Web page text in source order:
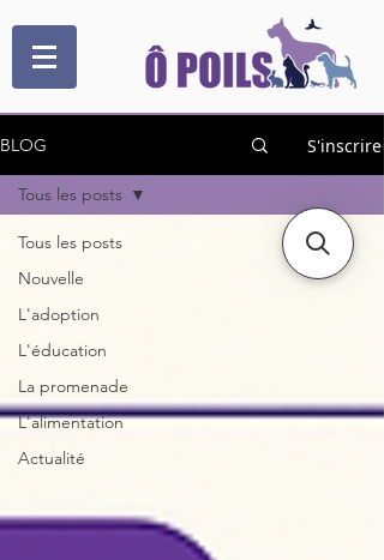
BLOG S'inscrire
Tous les posts
Nouvelle
L'adoption
L'éducation
La promenade
L'alimentation
Actualité
Tous les posts